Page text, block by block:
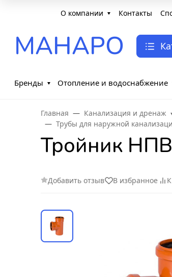
О компании Контакты
МАНАРО
Бренды Отопление и водоснабжение
Главная Канализация и дренаж
Трубы для наружной
Тройник
Добавить отзыв В избранное